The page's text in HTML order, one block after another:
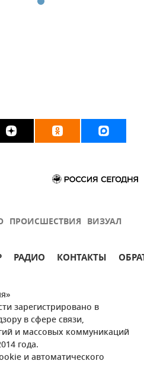
ПРОИСШЕСТВИЯ ВИЗУАЛ
РАДИО КОНТАКТЫ
зарегистрировано в
в сфере связи,
и массовых коммуникаций
года.
и автоматического